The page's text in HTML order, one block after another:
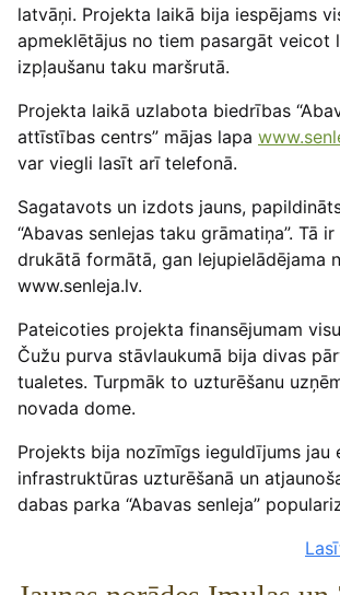
latvāņi. Projekta laikā bija iespējams
apmeklētājus no tiem pasargāt veicot
izpļaušanu taku maršrutā.
Projekta laikā uzlabota biedrības
attīstības centrs” mājas lapa
var viegli lasīt arī telefonā.
Sagatavots un izdots jauns,
“Abavas senlejas taku grāmatiņa”. Tā
drukātā formātā, gan lejupielādējama
www.senleja.lv.
Pateicoties projekta finansējumam
Čužu purva stāvlaukumā bija divas
tualetes. Turpmāk to uzturēšanu
novada dome.
Projekts bija nozīmīgs ieguldījums jau
infrastruktūras uzturēšanā un
dabas parka “Abavas senleja”